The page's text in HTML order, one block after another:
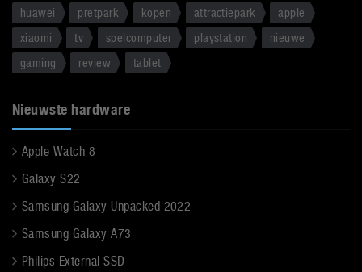
huawei
pretpark kopen attractiepark
apple
xiaomi
tv spelcomputer playstation
nieuwe
gaming
review tablet
Nieuwste hardware
Apple Watch 8
Galaxy S22
Samsung Galaxy Unpacked 2022
Samsung Galaxy A73
Philips External SSD